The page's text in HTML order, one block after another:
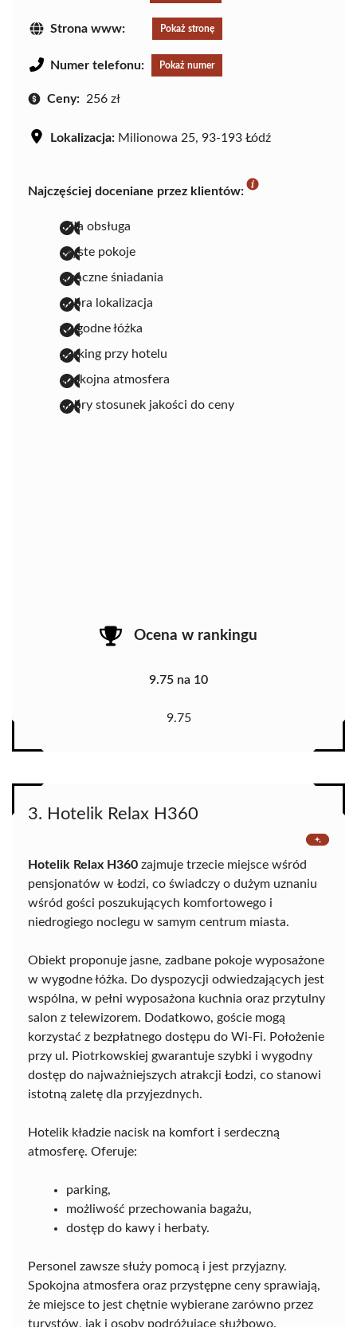
Strona www: Pokaż stronę
Numer telefonu: Pokaż numer
Ceny: 256 zł
Lokalizacja: Milionowa 25, 93-193 Łódź
Najczęściej doceniane przez klientów:
miła obsługa
czyste pokoje
smaczne śniadania
dobra lokalizacja
wygodne łóżka
parking przy hotelu
spokojna atmosfera
dobry stosunek jakości do ceny
Ocena w rankingu
9.75 na 10
9.75
3. Hotelik Relax H360
Hotelik Relax H360 zajmuje trzecie miejsce wśród
pensjonatów w Łodzi, co świadczy o dużym uznaniu
wśród gości poszukujących komfortowego i
niedrogiego noclegu w samym centrum miasta.
Obiekt proponuje jasne, zadbane pokoje wyposażone
w wygodne łóżka. Do dyspozycji odwiedzających jest
wspólna, w pełni wyposażona kuchnia oraz przytulny
salon z telewizorem. Dodatkowo, goście mogą
korzystać z bezpłatnego dostępu do Wi-Fi. Położenie
przy ul. Piotrkowskiej gwarantuje szybki i wygodny
dostęp do najważniejszych atrakcji Łodzi, co stanowi
istotną zaletę dla przyjezdnych.
Hotelik kładzie nacisk na komfort i serdeczną
atmosferę. Oferuje:
parking,
możliwość przechowania bagażu,
dostęp do kawy i herbaty.
Personel zawsze służy pomocą i jest przyjazny.
Spokojna atmosfera oraz przystępne ceny sprawiają,
że miejsce to jest chętnie wybierane zarówno przez
turystów, jak i osoby podróżujące służbowo.